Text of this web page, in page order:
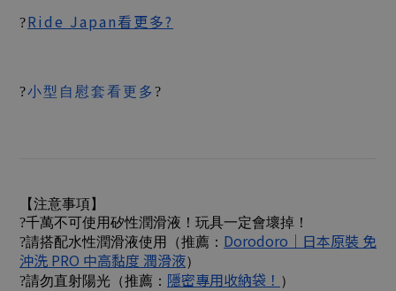
?Ride Japan看更多?
?小型自慰套看更多 ?
【注意事項】
?千萬不可使用矽性潤滑液！玩具一定會壞掉！
?請搭配水性潤滑液使用（推薦： Dorodoro｜日本原裝 免
沖洗 PRO 中高黏度 潤滑液）
?請勿直射陽光（推薦： 隱密專用收納袋！ ）